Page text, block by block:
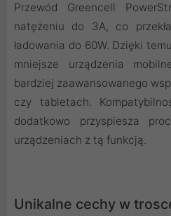
Przewód Greencell
natężeniu do 3A, co
ładowania do 60W. Dzięki
mniejsze urządzenia
bardziej zaawansowanego
czy tabletach.
dodatkowo przyspiesza
urządzeniach z tą funkcją.
Unikalne cechy w